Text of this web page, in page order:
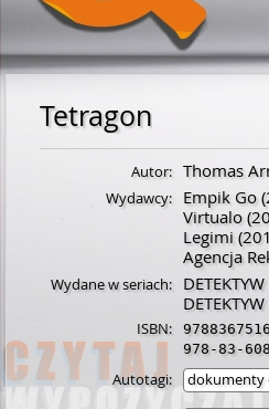
Tetragon
Autor: Thomas
Wydawcy: Empik Go
Virtualo
Legimi
Agencja
Wydane w seriach:
ISBN:
978-83-
Autotagi: dokumenty